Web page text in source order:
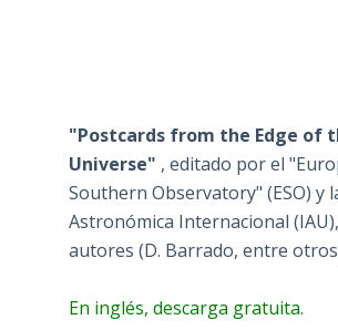
"Postcards from the Edge of
Universe" , editado por el
Southern Observatory" (ESO) y
Astronómica Internacional
autores (D. Barrado, entre
En inglés, descarga gratuita.